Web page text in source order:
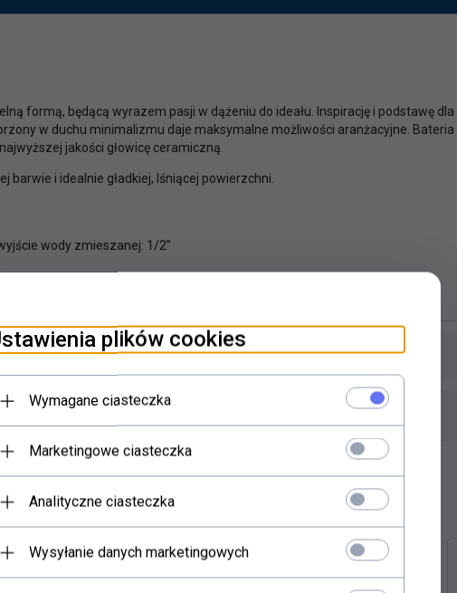
formą, będącą wyrazem pasji w dążeniu do ideału. Inspirację i podstawę dla
w duchu minimalizmu daje maksymalne możliwości aranżacyjne. Bateria
jakości głowicę ceramiczną.
i idealnie gładkiej, lśniącej powierzchni.
wody zmieszanej: 1/2”
również...
plików cookies
Wymagane ciasteczka
Marketingowe ciasteczka
Analityczne ciasteczka
Wysyłanie danych marketingowych